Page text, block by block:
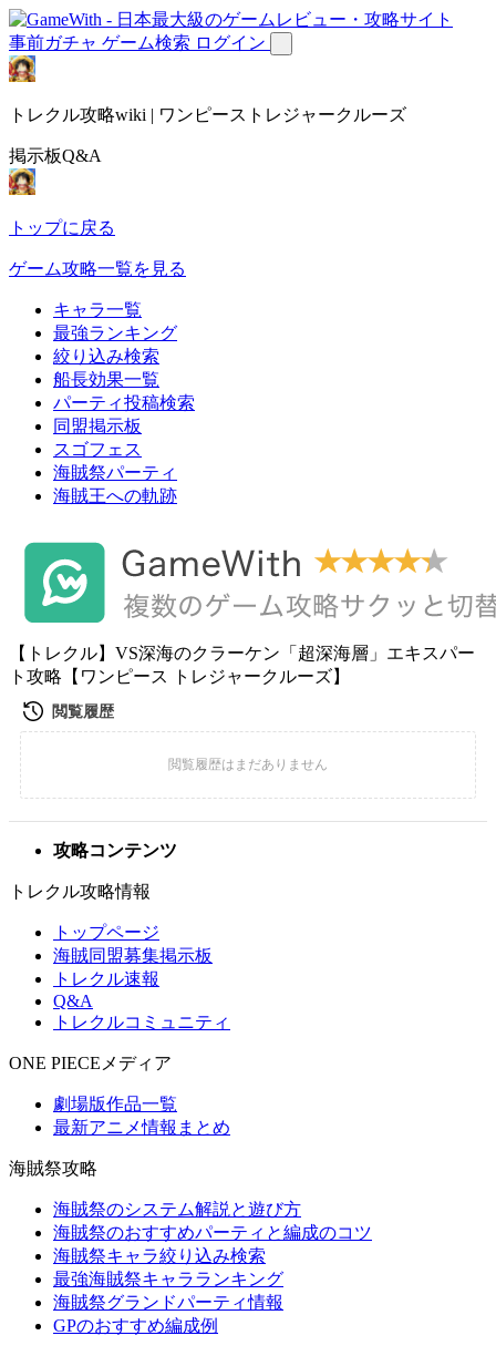
事前ガチャ ゲーム検索 ログイン
トレクル攻略wiki | ワンピーストレジャークルーズ
掲示板Q&A
トップに戻る
ゲーム攻略一覧を見る
キャラ一覧
最強ランキング
絞り込み検索
船長効果一覧
パーティ投稿検索
同盟掲示板
スゴフェス
海賊祭パーティ
海賊王への軌跡
【トレクル】VS深海のクラーケン「超深海層」エキスパー
ト攻略【ワンピース トレジャークルーズ】
攻略コンテンツ
トレクル攻略情報
トップページ
海賊同盟募集掲示板
トレクル速報
Q&A
トレクルコミュニティ
ONE PIECEメディア
劇場版作品一覧
最新アニメ情報まとめ
海賊祭攻略
海賊祭のシステム解説と遊び方
海賊祭のおすすめパーティと編成のコツ
海賊祭キャラ絞り込み検索
最強海賊祭キャラランキング
海賊祭グランドパーティ情報
GPのおすすめ編成例